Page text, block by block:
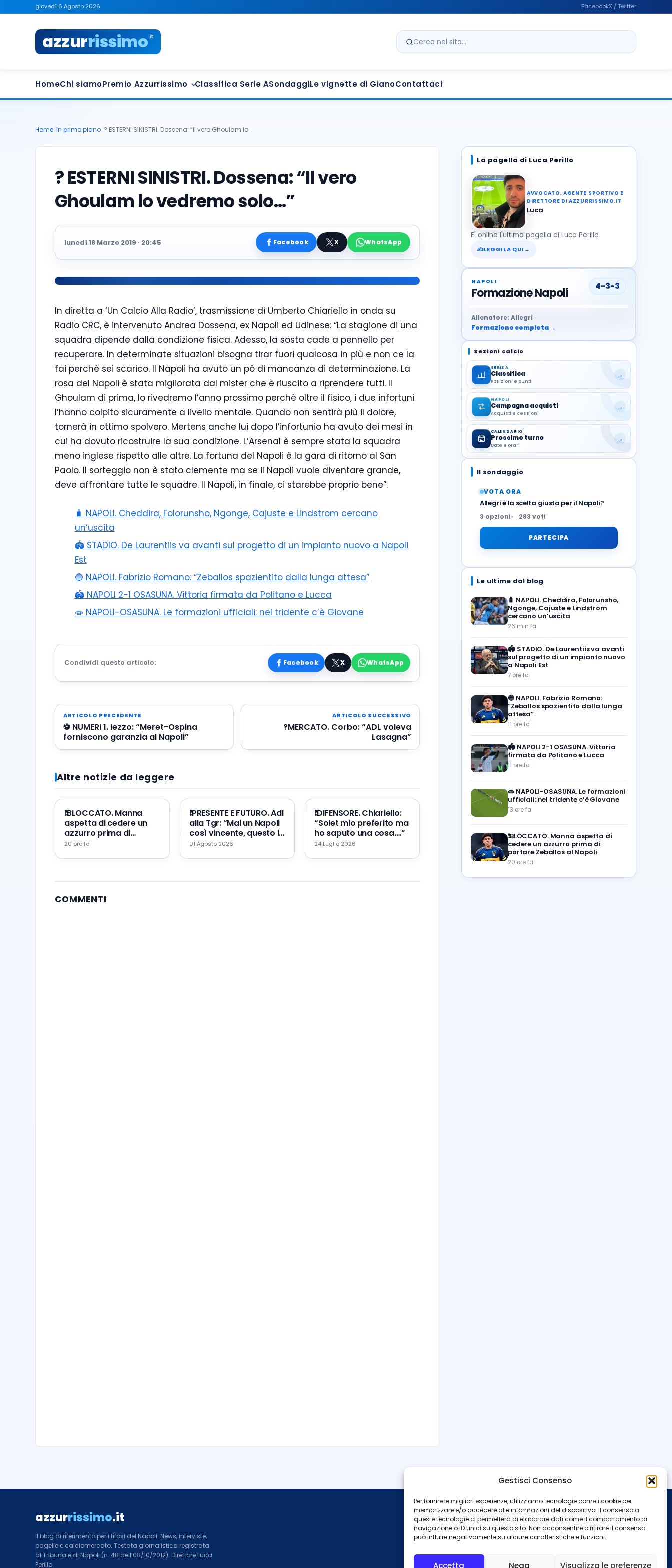
Gestisci Consenso
Per fornire le migliori esperienze, utilizziamo tecnologie come i cookie per
memorizzare e/o accedere alle informazioni del dispositivo. Il consenso a
queste tecnologie ci permetterà di elaborare dati come il comportamento di
navigazione o ID unici su questo sito. Non acconsentire o ritirare il consenso
può influire negativamente su alcune caratteristiche e funzioni.
Accetta Nega Visualizza le preferenze
giovedì 6 Agosto 2026 FacebookX / Twitter
azzurrissimo.it
Cerca nel sito
HomeChi siamoPremio Azzurrissimo Classifica Serie ASondaggiLe vignette di GianoContattaci
Home In primo piano ? ESTERNI SINISTRI. Dossena: “Il vero Ghoulam lo…
? ESTERNI SINISTRI. Dossena: “Il vero
Ghoulam lo vedremo solo…”
lunedì 18 Marzo 2019 · 20:45 Facebook X WhatsApp
In diretta a ‘Un Calcio Alla Radio’, trasmissione di Umberto Chiariello in onda su
Radio CRC, è intervenuto Andrea Dossena, ex Napoli ed Udinese: “La stagione di una
squadra dipende dalla condizione fisica. Adesso, la sosta cade a pennello per
recuperare. In determinate situazioni bisogna tirar fuori qualcosa in più e non ce la
fai perchè sei scarico. Il Napoli ha avuto un pò di mancanza di determinazione. La
rosa del Napoli è stata migliorata dal mister che è riuscito a riprendere tutti. Il
Ghoulam di prima, lo rivedremo l’anno prossimo perchè oltre il fisico, i due infortuni
l’hanno colpito sicuramente a livello mentale. Quando non sentirà più il dolore,
tornerà in ottimo spolvero. Mertens anche lui dopo l’infortunio ha avuto dei mesi in
cui ha dovuto ricostruire la sua condizione. L’Arsenal è sempre stata la squadra
meno inglese rispetto alle altre. La fortuna del Napoli è la gara di ritorno al San
Paolo. Il sorteggio non è stato clemente ma se il Napoli vuole diventare grande,
deve affrontare tutte le squadre. Il Napoli, in finale, ci starebbe proprio bene”.
🧳 NAPOLI. Cheddira, Folorunsho, Ngonge, Cajuste e Lindstrom cercano
un’uscita
🏟️ STADIO. De Laurentiis va avanti sul progetto di un impianto nuovo a Napoli
Est
🔵 NAPOLI. Fabrizio Romano: “Zeballos spazientito dalla lunga attesa”
🏟️ NAPOLI 2-1 OSASUNA. Vittoria firmata da Politano e Lucca
🧫 NAPOLI-OSASUNA. Le formazioni ufficiali: nel tridente c’è Giovane
Condividi questo articolo: Facebook X WhatsApp
ARTICOLO PRECEDENTE
⚽️ NUMERI 1. Iezzo: “Meret-Ospina
forniscono garanzia al Napoli”
ARTICOLO SUCCESSIVO
?MERCATO. Corbo: “ADL voleva
Lasagna”
Altre notizie da leggere
❗️BLOCCATO. Manna
aspetta di cedere un
azzurro prima di
portare Zeballos al
20 ore fa
❗️PRESENTE E FUTURO. Adl
alla Tgr: “Mai un Napoli
così vincente, questo il
mio errore ed il mio
01 Agosto 2026
❗️DIFENSORE. Chiariello:
“Solet mio preferito ma
ho saputo una cosa….”
24 Luglio 2026
COMMENTI
La pagella di Luca Perillo
AVVOCATO, AGENTE SPORTIVO E
DIRETTORE DI AZZURRISSIMO.IT
Luca
E' online l'ultima pagella di Luca Perillo
✍LEGGILA QUI →
NAPOLI
Formazione Napoli 4-3-3
Allenatore: Allegri
Formazione completa →
Sezioni calcio
SERIE A
Classifica
Posizioni e punti
→
NAPOLI
Campagna acquisti
Acquisti e cessioni
→
CALENDARIO
Prossimo turno
Date e orari
→
Il sondaggio
VOTA ORA
Allegri è la scelta giusta per il Napoli?
3 opzioni 283 voti
PARTECIPA
Le ultime dal blog
🧳 NAPOLI. Cheddira, Folorunsho,
Ngonge, Cajuste e Lindstrom
cercano un’uscita
26 min fa
🏟️ STADIO. De Laurentiis va avanti
sul progetto di un impianto nuovo
a Napoli Est
7 ore fa
🔵 NAPOLI. Fabrizio Romano:
“Zeballos spazientito dalla lunga
attesa”
11 ore fa
🏟️ NAPOLI 2-1 OSASUNA. Vittoria
firmata da Politano e Lucca
11 ore fa
🧫 NAPOLI-OSASUNA. Le formazioni
ufficiali: nel tridente c’è Giovane
13 ore fa
❗️BLOCCATO. Manna aspetta di
cedere un azzurro prima di
portare Zeballos al Napoli
20 ore fa
azzurrissimo.it
Il blog di riferimento per i tifosi del Napoli. News, interviste,
pagelle e calciomercato. Testata giornalistica registrata
al Tribunale di Napoli (n. 48 dell’08/10/2012). Direttore Luca
Perillo
INFO
Redazione
Contattaci